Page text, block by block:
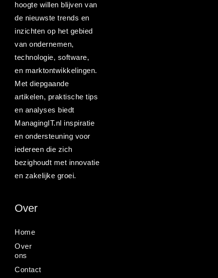
hoogte willen blijven van
de nieuwste trends en
inzichten op het gebied
van ondernemen,
technologie, software,
en marktontwikkelingen.
Met diepgaande
artikelen, praktische tips
en analyses biedt
ManagingIT.nl inspiratie
en ondersteuning voor
iedereen die zich
bezighoudt met innovatie
en zakelijke groei.
Over
Home
Over
ons
Contact